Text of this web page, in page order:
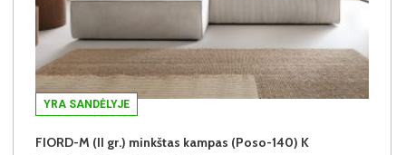
YRA SANDĖLYJE
FIORD-M (II gr.) minkštas kampas (Poso-140) K